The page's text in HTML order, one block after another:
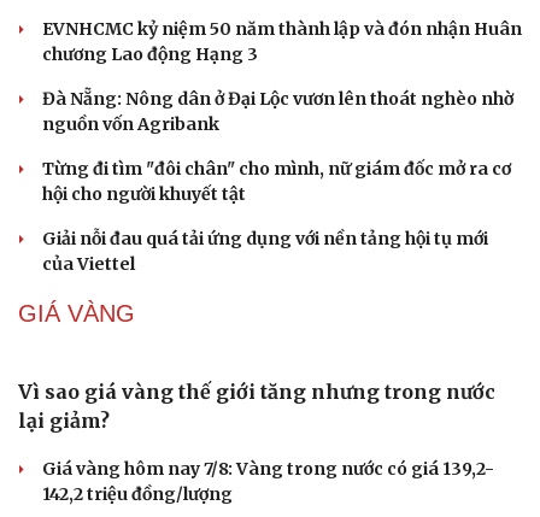
Tư vấn
Săn Tour
check-in
Câu chuyện thời sự
EVNHCMC kỷ niệm 50 năm thành lập và đón nhận Huân
chương Lao động Hạng 3
Đà Nẵng: Nông dân ở Đại Lộc vươn lên thoát nghèo nhờ
nguồn vốn Agribank
Từng đi tìm "đôi chân" cho mình, nữ giám đốc mở ra cơ
hội cho người khuyết tật
Giải nỗi đau quá tải ứng dụng với nền tảng hội tụ mới
của Viettel
GIÁ VÀNG